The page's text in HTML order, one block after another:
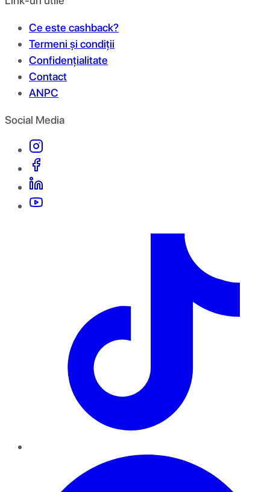
Ce este cashback?
Termeni și condiții
Confidențialitate
Contact
ANPC
Social Media